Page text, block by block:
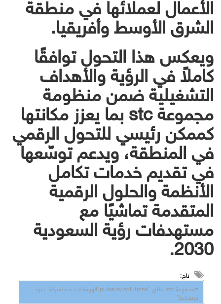
الشرق الأوسط وأفريقيا.
ويعكس هذا التحول توافقًا
كاملاً في الرؤية والأهداف
التشغيلية ضمن منظومة
مجموعة stc بما يعزز مكانتها
كممكن رئيسي للتحول الرقمي
في المنطقة، ويدعم توسّعها
في تقديم خدمات تكامل
الأنظمة والحلول الرقمية
المتقدمة تماشيًا مع
مستهدفات رؤية السعودية
2030.
تاج:
#مجموعة stc تطلق "pulse by solutions"الهوية الجديدة لشركة "جيزة
سيستمز"